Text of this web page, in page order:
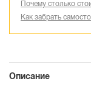
Почему столько
Как забрать
Описание